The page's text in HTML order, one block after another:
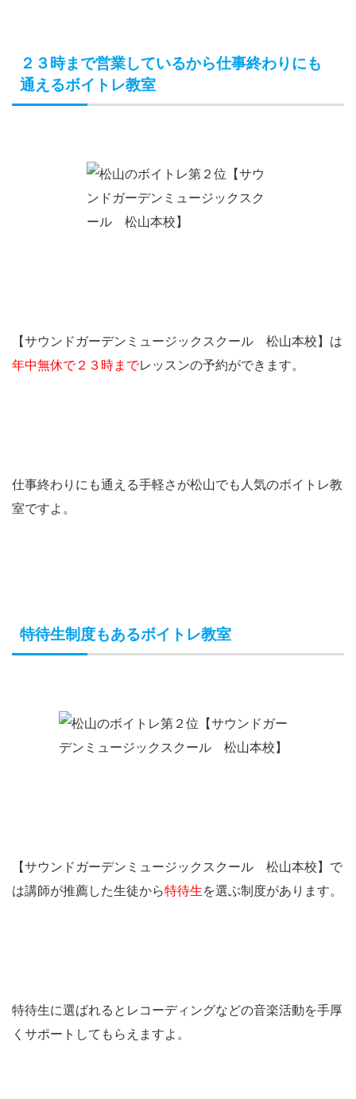
２３時まで営業しているから仕事終わりにも
通えるボイトレ教室
【サウンドガーデンミュージックスクール 松山本校】は
年中無休で２３時までレッスンの予約ができます。
仕事終わりにも通える手軽さが松山でも人気のボイトレ教
室ですよ。
特待生制度もあるボイトレ教室
【サウンドガーデンミュージックスクール 松山本校】で
は講師が推薦した生徒から特待生を選ぶ制度があります。
特待生に選ばれるとレコーディングなどの音楽活動を手厚
くサポートしてもらえますよ。